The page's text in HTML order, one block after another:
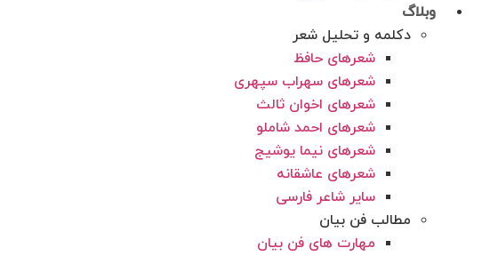
وبلاگ
دکلمه و تحلیل شعر
شعرهای حافظ
شعرهای سهراب سپهری
شعرهای اخوان ثالث
شعرهای احمد شاملو
شعرهای نیما یوشیج
شعرهای عاشقانه
سایر شاعر فارسی
مطالب فن بیان
مهارت های فن بیان